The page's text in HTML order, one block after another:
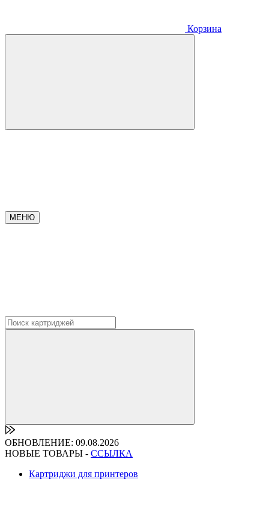
Корзина
МЕНЮ
ОБНОВЛЕНИЕ: 09.08.2026
НОВЫЕ ТОВАРЫ - ССЫЛКА
Картриджи для принтеров